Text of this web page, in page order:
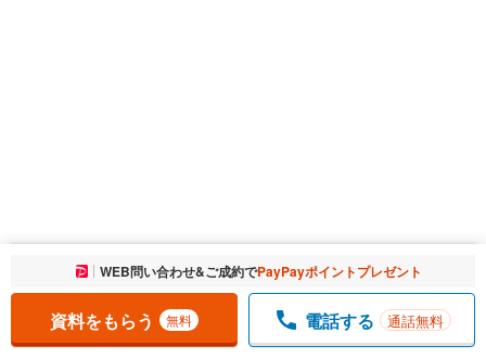
お気に入りに追加しました。 一覧を開く
WEB問い合わせ&ご成約でPayPayポイントプレゼント
資料をもらう 無料 電話する 通話無料